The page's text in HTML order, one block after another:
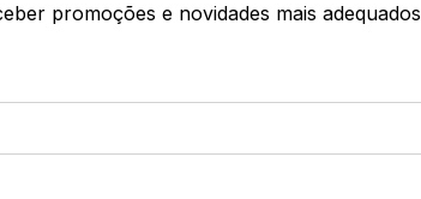
promoções e novidades mais adequados